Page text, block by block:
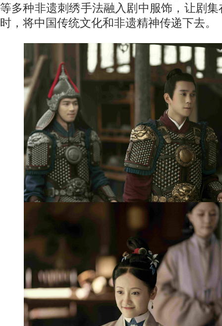
等多种非遗刺绣手法融入剧中服饰，让剧
时，将中国传统文化和非遗精神传递下去。